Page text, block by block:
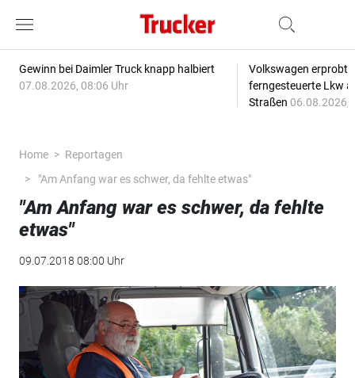
Gewinn bei Daimler Truck knapp halbiert
07.08.2026, 08:06 Uhr
Volkswagen erprobt
ferngesteuerte Lkw
Straßen 06.08.2026,
Home
Reportagen
"Am Anfang war es schwer, da fehlte etwas"
"Am Anfang war es schwer, da fehlte
etwas"
09.07.2018 08:00 Uhr